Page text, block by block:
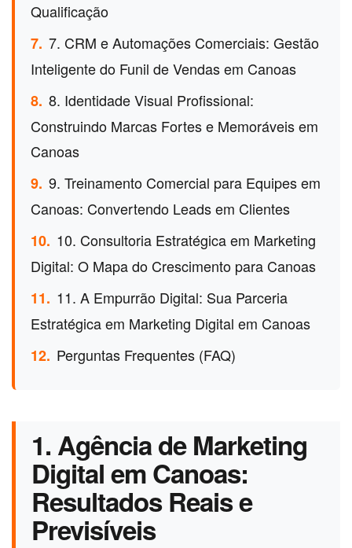
Qualificação
7. 7. CRM e Automações Comerciais: Gestão
Inteligente do Funil de Vendas em Canoas
8. 8. Identidade Visual Profissional:
Construindo Marcas Fortes e Memoráveis em
Canoas
9. 9. Treinamento Comercial para Equipes em
Canoas: Convertendo Leads em Clientes
10. 10. Consultoria Estratégica em Marketing
Digital: O Mapa do Crescimento para Canoas
11. 11. A Empurrão Digital: Sua Parceria
Estratégica em Marketing Digital em Canoas
12. Perguntas Frequentes (FAQ)
1. Agência de Marketing
Digital em Canoas:
Resultados Reais e
Previsíveis